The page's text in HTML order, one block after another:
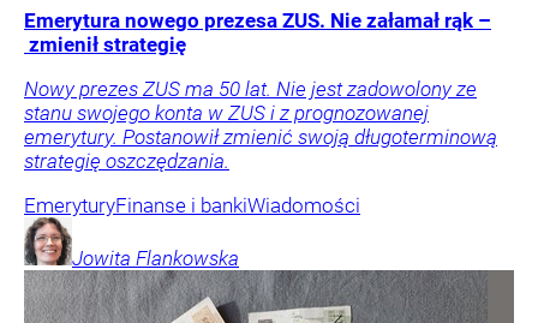
Emerytura nowego prezesa ZUS. Nie załamał rąk –
zmienił strategię
Nowy prezes ZUS ma 50 lat. Nie jest zadowolony ze
stanu swojego konta w ZUS i z prognozowanej
emerytury. Postanowił zmienić swoją długoterminową
strategię oszczędzania.
EmeryturyFinanse i bankiWiadomości
Jowita Flankowska